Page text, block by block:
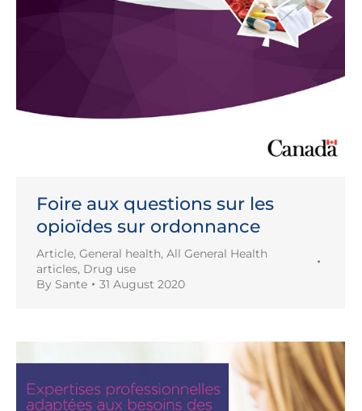
Foire aux questions sur les
opioïdes sur ordonnance
Article, General health, All General Health
articles, Drug use
By Sante 31 August 2020